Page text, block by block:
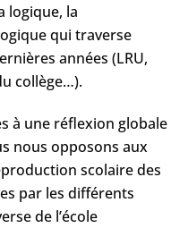
logique, la
qui traverse
années (LRU,
collège…).
à une réflexion globale
nous opposons aux
scolaire des
par les différents
de l’école